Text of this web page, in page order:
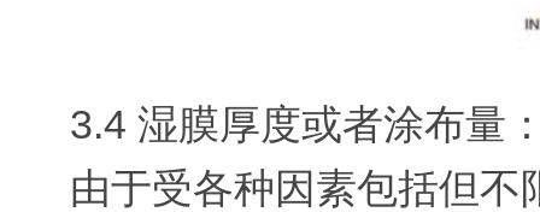
3.4 湿膜厚度或者涂布量
由于受各种因素包括但